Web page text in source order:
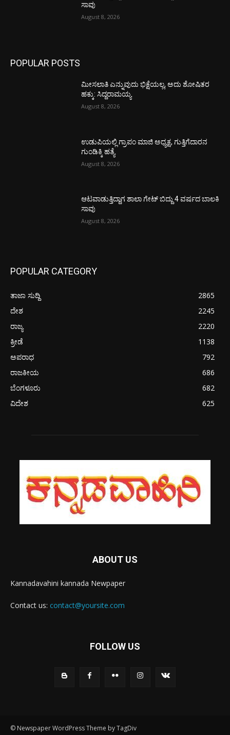
ಸಾವು
August 8, 2026
POPULAR POSTS
ಮೀಸಲಾತಿ ಎನ್ನುವುದು ಭಿಕ್ಷೆಯಲ್ಲ, ಅದು ಶೋಷಿತರ
ಹಕ್ಕು: ಸಿದ್ದರಾಮಯ್ಯ
August 8, 2026
ಉಡುಪಿಯಲ್ಲಿ ಗ್ರಾಪಂ ಮಾಜಿ ಅಧ್ಯಕ್ಷ, ಗುತ್ತಿಗೆದಾರನ
ಗುಂಡಿಕ್ಕಿ ಹತ್ಯೆ
August 8, 2026
ಆಟವಾಡುತ್ತಿದ್ದಾಗ ಶಾಲಾ ಗೇಟ್‌ ಬಿದ್ದು 4 ವರ್ಷದ ಬಾಲಕಿ
ಸಾವು
August 8, 2026
POPULAR CATEGORY
ತಾಜಾ ಸುದ್ದಿ
2865
ದೇಶ
2245
ರಾಜ್ಯ
2220
ಕ್ರೀಡೆ
1138
ಅಪರಾಧ
792
ರಾಜಕೀಯ
686
ಬೆಂಗಳೂರು
682
ವಿದೇಶ
625
ABOUT US
Kannadavahini kannada Newpaper
Contact us: contact@yoursite.com
FOLLOW US
© Newspaper WordPress Theme by TagDiv